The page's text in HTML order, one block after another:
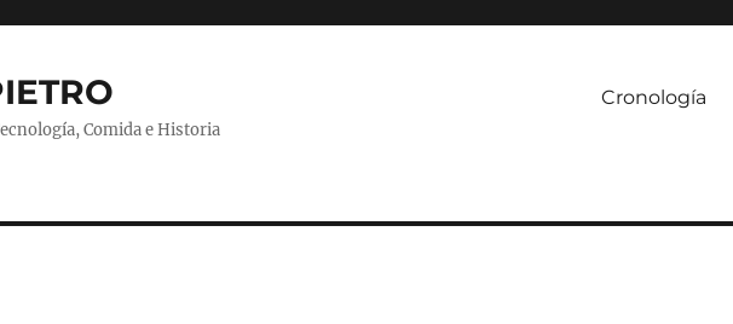
Comida e Historia
Cronología